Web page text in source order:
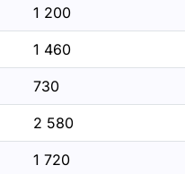
1 200
1 460
730
2 580
1 720